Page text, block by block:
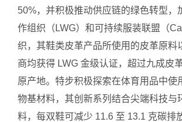
50%，并积极推动供应链的绿色转型，
作组织（LWG）和可持续服装联盟（
织，其鞋类皮革产品所使用的皮革原料
商均获得 LWG 金级认证，超过九成皮
原产地。特步积极探索在体育用品中使
物基材料，其创新系列结合尖端科技与
料，每双鞋可减少 11.6 至 13.1 克碳排